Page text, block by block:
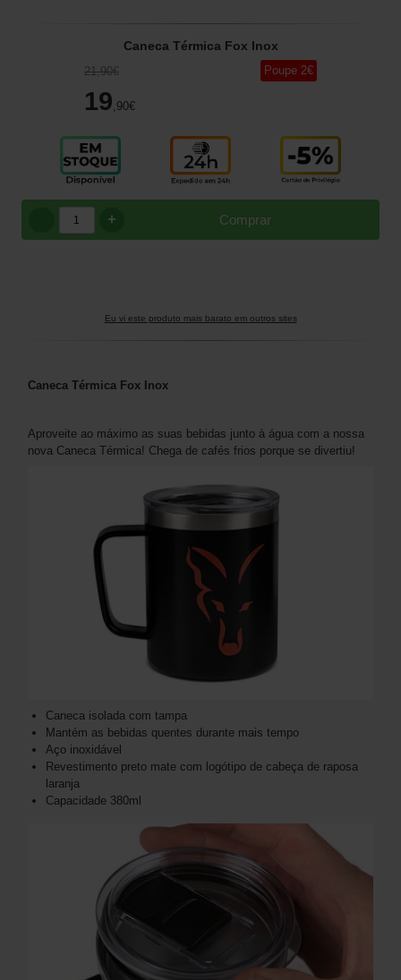
Caneca Térmica Fox Inox
21,90€
19 ,90€
Poupe 2€
Comprar
+
Eu vi este produto mais barato em outros sites
Caneca Térmica Fox Inox
Aproveite ao máximo as suas bebidas junto à água com a nossa
nova Caneca Térmica! Chega de cafés frios porque se divertiu!
Caneca isolada com tampa
Mantém as bebidas quentes durante mais tempo
Aço inoxidável
Revestimento preto mate com logótipo de cabeça de raposa
laranja
Capacidade 380ml